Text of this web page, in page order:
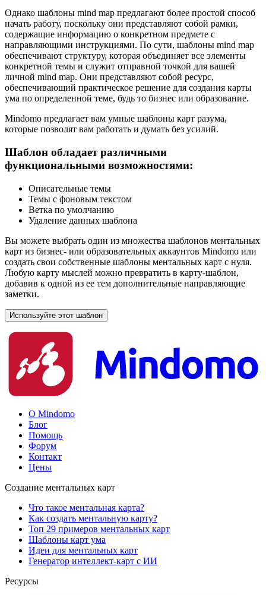
Однако шаблоны mind map предлагают более простой способ
начать работу, поскольку они представляют собой рамки,
содержащие информацию о конкретном предмете с
направляющими инструкциями. По сути, шаблоны mind map
обеспечивают структуру, которая объединяет все элементы
конкретной темы и служит отправной точкой для вашей
личной mind map. Они представляют собой ресурс,
обеспечивающий практическое решение для создания карты
ума по определенной теме, будь то бизнес или образование.
Mindomo предлагает вам умные шаблоны карт разума,
которые позволят вам работать и думать без усилий.
Шаблон обладает различными
функциональными возможностями:
Описательные темы
Темы с фоновым текстом
Ветка по умолчанию
Удаление данных шаблона
Вы можете выбрать один из множества шаблонов ментальных
карт из бизнес- или образовательных аккаунтов Mindomo или
создать свои собственные шаблоны ментальных карт с нуля.
Любую карту мыслей можно превратить в карту-шаблон,
добавив к одной из ее тем дополнительные направляющие
заметки.
Используйте этот шаблон
О Mindomo
Блог
Помощь
Форум
Контакт
Цены
Создание ментальных карт
Что такое ментальная карта?
Как создать ментальную карту?
Топ 29 примеров ментальных карт
Шаблоны карт ума
Идеи для ментальных карт
Генератор интеллект-карт с ИИ
Ресурсы